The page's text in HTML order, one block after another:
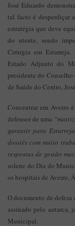
José Eduardo
tal facto é desperdiçar
estratégia que deve
do utente, sendo
Cirurgia em Estarreja.
Estado Adjunto do
presidente do
de Saúde do Centro,
Concentrar em Aveiro
defensor de uma
garantir para
dossiês com muito
respostas de gestão
solene do Dia do
os hospitais de Aveiro,
O documento de
assinado pelo autarca,
Municipal.